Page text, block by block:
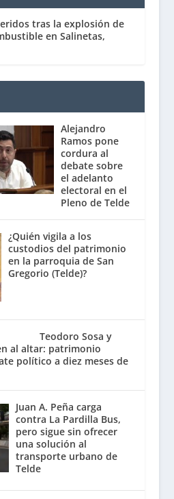
tras la explosión de
en Salinetas,
Alejandro
Ramos pone
cordura al
debate sobre
el adelanto
electoral en el
Pleno de Telde
¿Quién vigila a los
custodios del patrimonio
en la parroquia de San
Gregorio (Telde)?
Teodoro Sosa y
al altar: patrimonio
político a diez meses de
Juan A. Peña carga
contra La Pardilla Bus,
pero sigue sin ofrecer
una solución al
transporte urbano de
Telde